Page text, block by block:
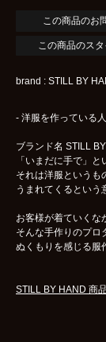
この商品のス
brand : STILL BY
- 洋服を作っている
ブランド名 STILL
「いまだに手で」
それは洋服というも
うまれてくるという
お客様が着ていくな
そんな手作りのプロ
ぬくもりを感じる服
STILL BY HAND 商